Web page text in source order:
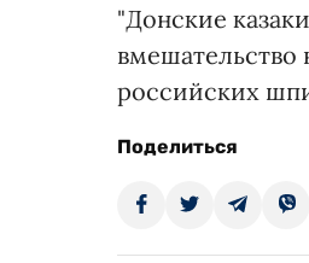
"Донские
вмешательство
российских
Поделиться